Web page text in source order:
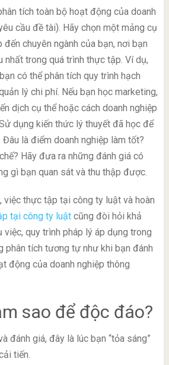
tích toàn bộ hoạt động của doanh
cầu đề tài). Hãy chọn một mảng cụ
chuyên ngành của bạn, nơi bạn
nhất trong quá trình thực tập. Ví dụ,
có thể phân tích quy trình hạch
lý chi phí. Nếu bạn học marketing,
dịch cụ thể hoặc cách doanh nghiệp
dụng kiến thức lý thuyết đã học để
là điểm doanh nghiệp làm tốt?
Hãy đưa ra những đánh giá có
gì bạn quan sát và thu thập được.
thực tập tại công ty luật và hoàn
tại công ty luậtcũng đòi hỏi khả
việc, quy trình pháp lý áp dụng trong
phân tích tương tự như khi bạn đánh
động của doanh nghiệp thông
sao để độc đáo?
đánh giá, đây là lúc bạn “tỏa sáng”
tiến.